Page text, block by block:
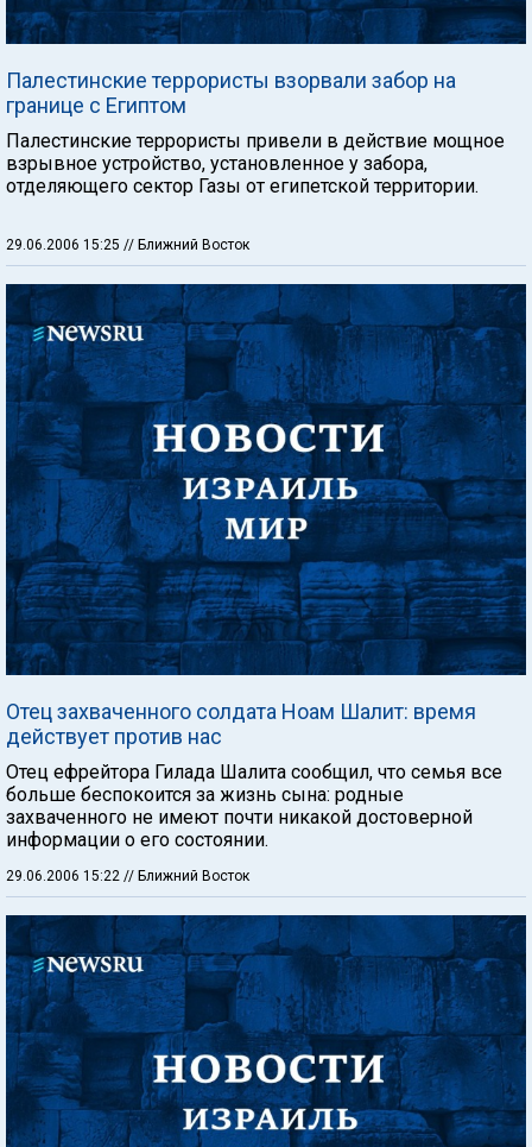
Палестинские террористы взорвали забор на
границе с Египтом
Палестинские террористы привели в действие мощное
взрывное устройство, установленное у забора,
отделяющего сектор Газы от египетской территории.
29.06.2006 15:25 // Ближний Восток
Отец захваченного солдата Ноам Шалит: время
действует против нас
Отец ефрейтора Гилада Шалита сообщил, что семья все
больше беспокоится за жизнь сына: родные
захваченного не имеют почти никакой достоверной
информации о его состоянии.
29.06.2006 15:22 // Ближний Восток